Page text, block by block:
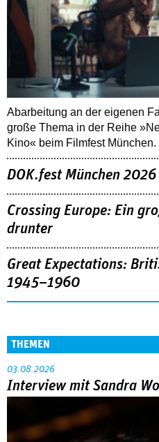
Abarbeitung an der eigenen
große Thema in der Reihe
Kino« beim Filmfest München.
DOK.fest München 2026
Crossing Europe: Ein
drunter
Great Expectations:
1945–1960
THEMEN
03.08.2026
Interview mit Sandra